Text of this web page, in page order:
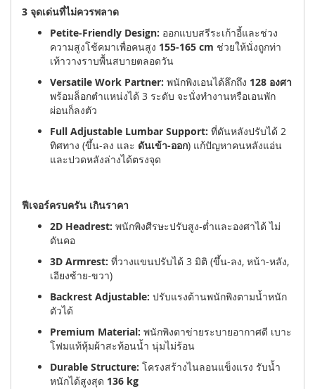
3 จุดเด่นที่ไม่ควรพลาด
Petite-Friendly Design: ออกแบบสรีระเก้าอี้และช่วง
ความสูงโช้คมาเพื่อคนสูง 155-165 cm ช่วยให้นั่งถูกท่า
เท้าวางราบพื้นสบายตลอดวัน
Versatile Work Partner: พนักพิงเอนได้ลึกถึง 128 องศา
พร้อมล็อกตำแหน่งได้ 3 ระดับ จะนั่งทำงานหรือเอนพัก
ผ่อนก็ลงตัว
Full Adjustable Lumbar Support: ที่ดันหลังปรับได้ 2
ทิศทาง (ขึ้น-ลง และ ดันเข้า-ออก) แก้ปัญหาคนหลังแอ่น
และปวดหลังล่างได้ตรงจุด
ฟีเจอร์ครบครัน เกินราคา
2D Headrest: พนักพิงศีรษะปรับสูง-ต่ำและองศาได้ ไม่
ดันคอ
3D Armrest: ที่วางแขนปรับได้ 3 มิติ (ขึ้น-ลง, หน้า-หลัง,
เอียงซ้าย-ขวา)
Backrest Adjustable: ปรับแรงต้านพนักพิงตามน้ำหนัก
ตัวได้
Premium Material: พนักพิงตาข่ายระบายอากาศดี เบาะ
โฟมแท้หุ้มผ้าสะท้อนน้ำ นุ่มไม่ร้อน
Durable Structure: โครงสร้างไนลอนแข็งแรง รับน้ำ
หนักได้สูงสุด 136 kg